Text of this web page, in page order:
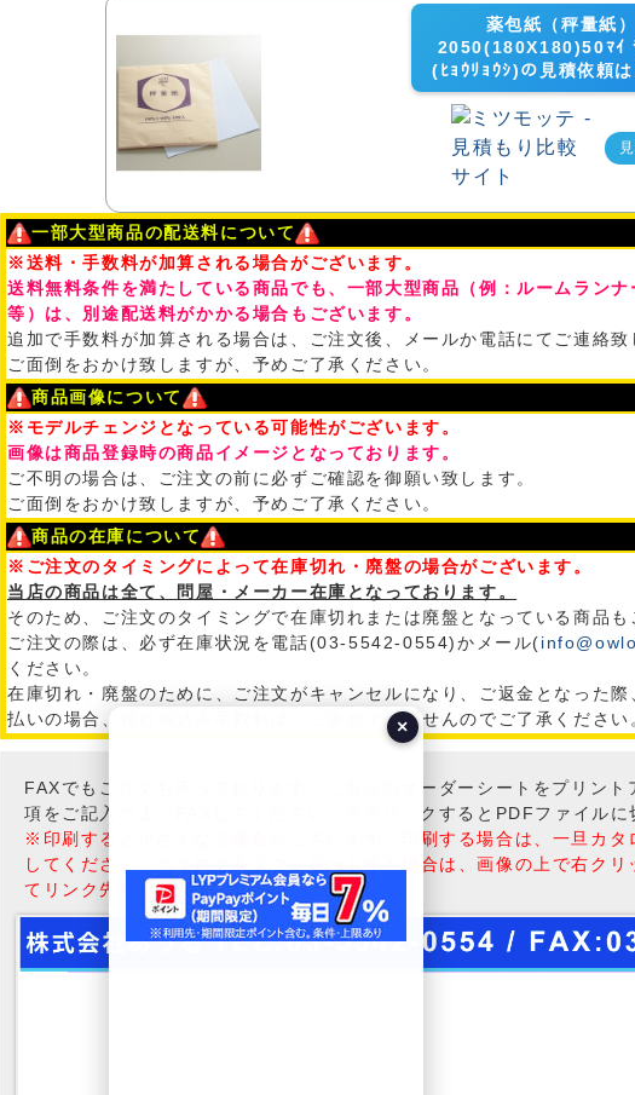
薬包紙（秤量紙）
2050(180X180)50ﾏｲ
(ﾋｮｳﾘｮｳｼ)の見積依頼は
一部大型商品の配送料について
※送料・手数料が加算される場合がございます。
送料無料条件を満たしている商品でも、一部大型商品（例：ルームラン
等）は、別途配送料がかかる場合もございます。
追加で手数料が加算される場合は、ご注文後、メールか電話にてご連絡致
ご面倒をおかけ致しますが、予めご了承ください。
商品画像について
※モデルチェンジとなっている可能性がございます。
画像は商品登録時の商品イメージとなっております。
ご不明の場合は、ご注文の前に必ずご確認を御願い致します。
ご面倒をおかけ致しますが、予めご了承ください。
商品の在庫について
※ご注文のタイミングによって在庫切れ・廃盤の場合がございます。
当店の商品は全て、問屋・メーカー在庫となっております。
そのため、ご注文のタイミングで在庫切れまたは廃盤となっている商品も
ご注文の際は、必ず在庫状況を電話(03-5542-0554)かメール(
ください。
在庫切れ・廃盤のために、ご注文がキャンセルになり、ご返金となった際
払いの場合、銀行振込み手数料は、ご返金できませんのでご了承ください
FAXでもご注文も承っております。こちらのオーダーシートをプリント
項をご記入の上、FAXしてください。※クリックするとPDFファイルに
※印刷すると小さくなる場合がございます。印刷する場合は、一旦カタ
してください。カタログをダウンロードする場合は、画像の上で右ク
てリンク先を保存」してください。
×